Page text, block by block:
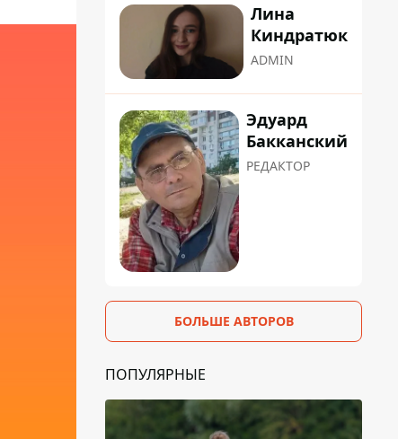
Лина
Киндратюк
ADMIN
Эдуард
Бакканский
РЕДАКТОР
БОЛЬШЕ АВТОРОВ
ПОПУЛЯРНЫЕ